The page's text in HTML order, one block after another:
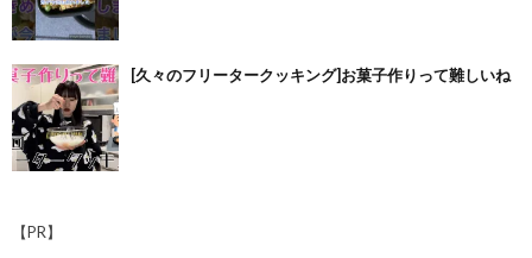
[久々のフリータークッキング]お菓子作りって難しいね
【PR】